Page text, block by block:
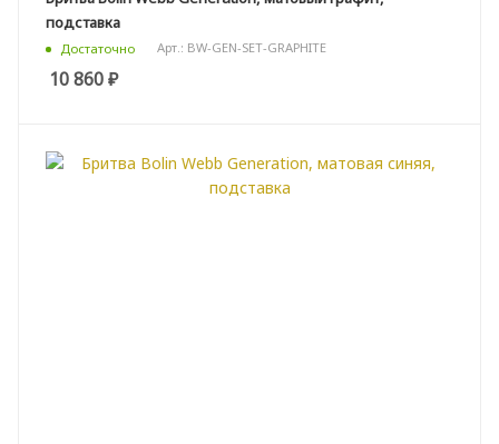
подставка
Достаточно Арт.: BW-GEN-SET-GRAPHITE
10 860₽